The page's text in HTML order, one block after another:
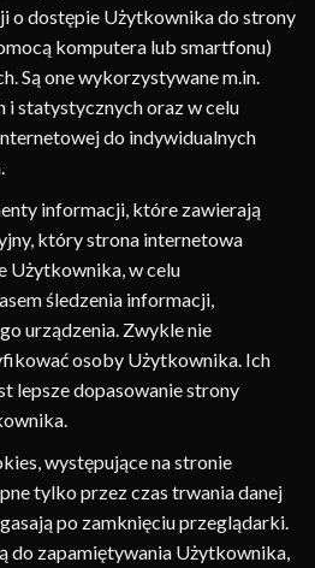
o dostępie Użytkownika do strony
komputera lub smartfonu)
Są one wykorzystywane m.in.
i statystycznych oraz w celu
do indywidualnych
informacji, które zawierają
który strona internetowa
Użytkownika, w celu
śledzenia informacji,
urządzenia. Zwykle nie
osoby Użytkownika. Ich
lepsze dopasowanie strony
występujące na stronie
tylko przez czas trwania danej
po zamknięciu przeglądarki.
do zapamiętywania Użytkownika,